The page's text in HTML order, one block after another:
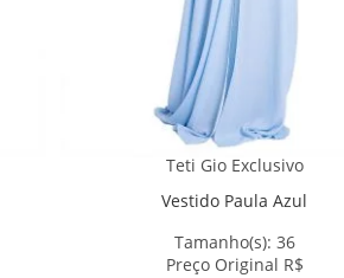
Teti Gio Exclusivo
Vestido Paula Azul
Tamanho(s): 36
Preço Original R$